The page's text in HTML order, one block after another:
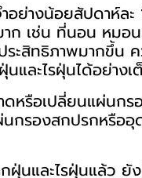
อย่างน้อยสัปดาห์ละ
เช่น ที่นอน หมอน
ะสิทธิภาพมากขึ้น
และไรฝุ่นได้อย่างเ
ดหรือเปลี่ยนแผ่นก
กรองสกปรกหรืออุ
ฝุ่นและไรฝุ่นแล้ว